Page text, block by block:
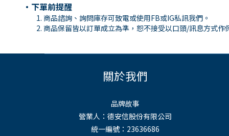
・下單前提醒
商品諮詢、詢問庫存可致電或使用FB或IG私訊我們。
商品保留皆以訂單成立為準，恕不接受以口頭/訊息方式作
關於我們
品牌故事
營業人：德安信股份有限公司
統一編號：23636686